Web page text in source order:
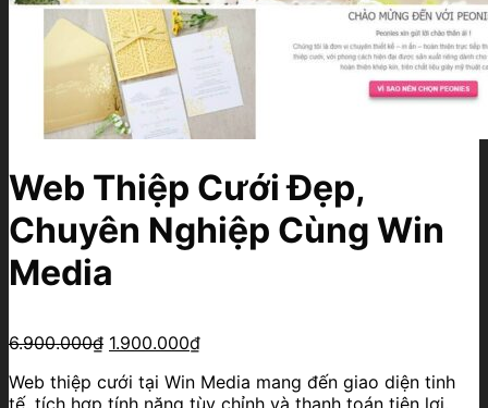
Web Thiệp Cưới Đẹp,
Chuyên Nghiệp Cùng Win
Media
6.900.000₫ Giá
là:
1.900.000₫Giá
tại
Web thiệp cưới tại Win Media mang đến giao diện tinh